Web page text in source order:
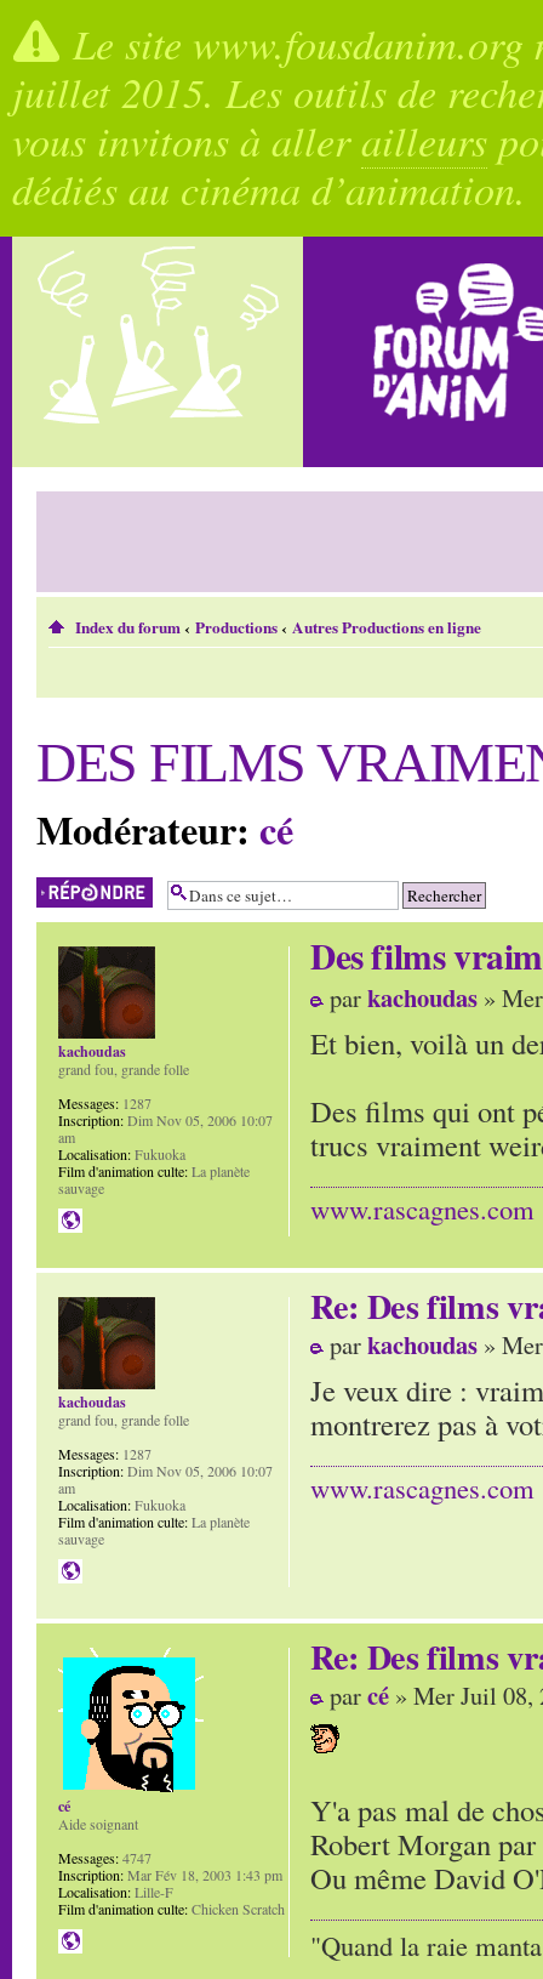
Le site
juillet 2015. Les outils de
vous invitons à allerailleurs
dédiés au cinéma d’animation.
Index du forum‹ Productions‹ Autres Productions en ligne
DES FILMS
Modérateur: cé
Répondre
Des films
parkachoudas »
Et bien, voilà un
Des films qui ont
trucs vraiment
www.rascagnes.com
kachoudas
grand fou, grande folle
Messages: 1287
Inscription:Dim Nov 05, 2006 10:07
am
Localisation:Fukuoka
Film d'animation culte:La planète
sauvage
Re: Des films
parkachoudas »
Je veux dire :
montrerez pas à
www.rascagnes.com
kachoudas
grand fou, grande folle
Messages: 1287
Inscription:Dim Nov 05, 2006 10:07
am
Localisation:Fukuoka
Film d'animation culte:La planète
sauvage
Re: Des films
parcé » Mer Juil 08,
Y'a pas mal de
Robert Morgan par
Ou même David
"Quand la raie
cé
Aide soignant
Messages:4747
Inscription:Mar Fév 18, 2003 1:43 pm
Localisation:Lille-F
Film d'animation culte:Chicken Scratch